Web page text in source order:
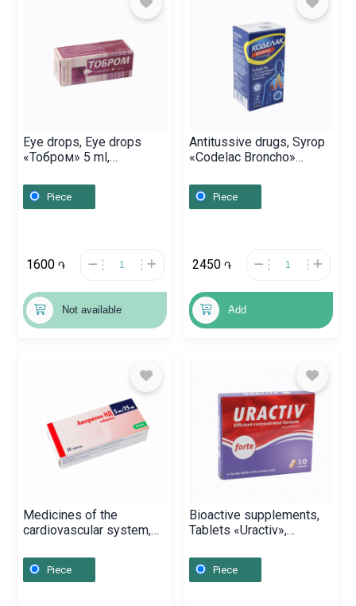
Eye drops, Eye drops
«Тобром» 5 ml,
Piece
1600 ֏
Not available
Antitussive drugs, Syrop
«Codelac Broncho»
Piece
2450 ֏
Add
Medicines of the
cardiovascular system,
Սլովենիա
Piece
Bioactive supplements,
Tablets «Uractiv»,
Piece